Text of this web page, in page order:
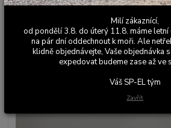
Průchozí koncový díl
Felicia 1.9D pick-up/
Novinka
Milí zákaznící,
od pondělí 3.8. do úterý 11.8. máme letní
na pár dní oddechnout k moři. Ale
klidně objednávejte, Vaše objednávka
expedovat budeme zase až ve
Váš SP-EL tým
Zavřít